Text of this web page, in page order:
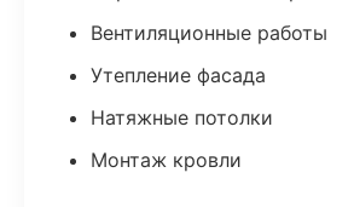
Вентиляционные работы
Утепление фасада
Натяжные потолки
Монтаж кровли